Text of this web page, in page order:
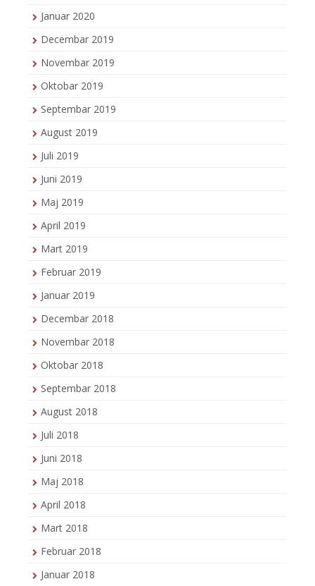
Januar 2020
Decembar 2019
Novembar 2019
Oktobar 2019
Septembar 2019
August 2019
Juli 2019
Juni 2019
Maj 2019
April 2019
Mart 2019
Februar 2019
Januar 2019
Decembar 2018
Novembar 2018
Oktobar 2018
Septembar 2018
August 2018
Juli 2018
Juni 2018
Maj 2018
April 2018
Mart 2018
Februar 2018
Januar 2018